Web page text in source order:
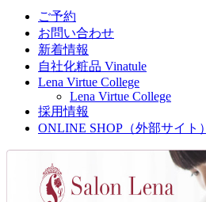
ご予約
お問い合わせ
新着情報
自社化粧品 Vinatule
Lena Virtue College
Lena Virtue College
採用情報
ONLINE SHOP（外部サイト）